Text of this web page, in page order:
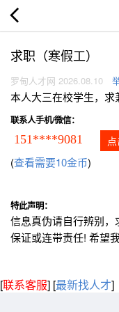
求职（寒假工）
罗甸人才网 2026.08.10
本人大三在校学生，求
联系人手机/微信：
151****9081
(查看需要10金币)
特此声明：
信息真伪请自行辨别
保证或连带责任! 希望
[联系客服] [最新找人才]